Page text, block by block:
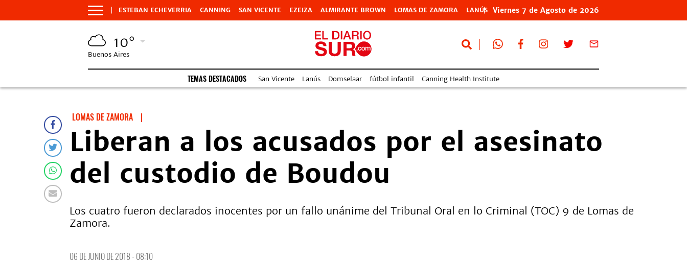
ESTEBAN ECHEVERRIA CANNING SAN VICENTE EZEIZA ALMIRANTE BROWN LOMAS DE ZAMORA LANÚS Viernes 7 de Agosto de 2026
10°
Buenos Aires
TEMAS DESTACADOS San Vicente Lanús Domselaar fútbol infantil Canning Health Institute
LOMAS DE ZAMORA |
Liberan a los acusados por el asesinato
del custodio de Boudou
Los cuatro fueron declarados inocentes por un fallo unánime del Tribunal Oral en lo Criminal (TOC) 9 de Lomas de
Zamora.
06 DE JUNIO DE 2018 - 08:10